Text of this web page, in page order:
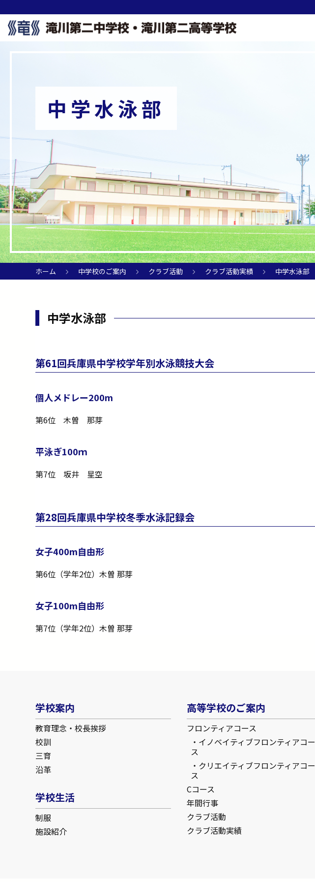
中学水泳部
ホーム 中学校のご案内 クラブ活動 クラブ活動実績 中学水泳部
中学水泳部
第61回兵庫県中学校学年別水泳競技大会
個人メドレー200m
第6位 木曽 那芽
平泳ぎ100ｍ
第7位 坂井 星空
第28回兵庫県中学校冬季水泳記録会
女子400m自由形
第6位（学年2位）木曽 那芽
女子100m自由形
第7位（学年2位）木曽 那芽
学校案内
教育理念・校長挨拶
校訓
三育
沿革
学校生活
制服
施設紹介
高等学校のご案内
フロンティアコース
イノベイティブフロンティアコー
ス
クリエイティブフロンティアコー
ス
Cコース
年間行事
クラブ活動
クラブ活動実績